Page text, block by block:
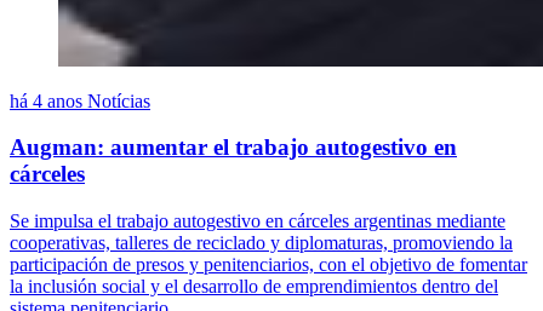
há 4 anos Notícias
Augman: aumentar el trabajo autogestivo en
cárceles
Se impulsa el trabajo autogestivo en cárceles argentinas mediante
cooperativas, talleres de reciclado y diplomaturas, promoviendo la
participación de presos y penitenciarios, con el objetivo de fomentar
la inclusión social y el desarrollo de emprendimientos dentro del